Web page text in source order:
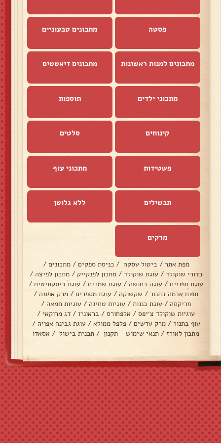
פסטה מתכונים טבעוניים
מתכונים למנות ראשונות מתכונים דיאטטים
מתכוני ילדים תוספות
קינוחים סלטים
פשטידות מתכוני עוף
תבשילים ללא גלוטן
מרקים
מפת אתר / ביטול עסקה / כניסת ספקים / מתכונים /
כדורי שוקולד / עוגת שוקולד / מתכון לפנקייק / מתכון לפיצה /
עוגת תפוזים / עוגה בחושה / עוגת שמרים / עוגת ביסקוויטים /
תפוח אדמה בתנור / שקשוקה / עוגת מספרים / מרק אפונה /
פריקסה / עוגת בננות / עוגיות טחינה / עוגיות חמאה /
עוגיות שוקולד צ׳יפס / אלפחורס / בראוניז / דג מרוקאי /
עוף בתנור / מרק עדשים / פלפל ממולא / עוגת גבינה אפויה /
מתכון לאורז / תנאי שימוש - תקנון / תכנית בישול / אסאדו